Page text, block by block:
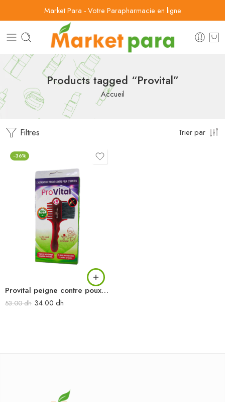
Market Para - Votre Parapharmacie en ligne
Products tagged “Provital”
Accueil
Filtres Trier par
-36%
Provital peigne contre poux et lentes
53.00dh 34.00 dh